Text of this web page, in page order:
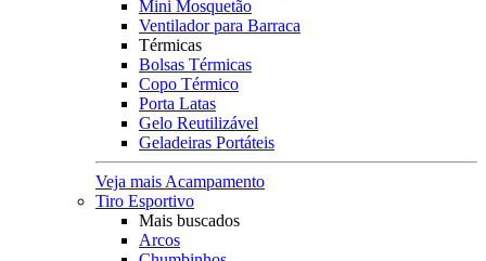
Mini Mosquetão
Ventilador para Barraca
Térmicas
Bolsas Térmicas
Copo Térmico
Porta Latas
Gelo Reutilizável
Geladeiras Portáteis
Veja mais Acampamento
Tiro Esportivo
Mais buscados
Arcos